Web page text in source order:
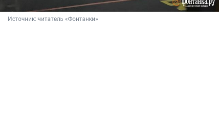
Источник: читатель «Фонтанки»